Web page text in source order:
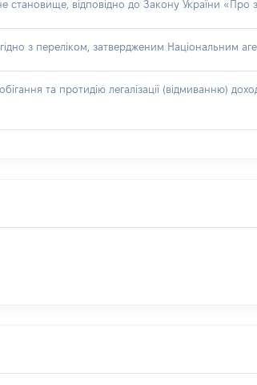
становище, відповідно до Закону України «Про
з переліком, затвердженим Національним
та протидію легалізації (відмиванню)